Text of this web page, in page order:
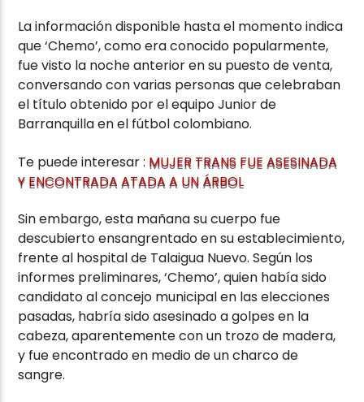
La información disponible hasta el momento indica
que ‘Chemo’, como era conocido popularmente,
fue visto la noche anterior en su puesto de venta,
conversando con varias personas que celebraban
el título obtenido por el equipo Junior de
Barranquilla en el fútbol colombiano.
Te puede interesar : MUJER TRANS FUE ASESINADA
Y ENCONTRADA ATADA A UN ÁRBOL
Sin embargo, esta mañana su cuerpo fue
descubierto ensangrentado en su establecimiento,
frente al hospital de Talaigua Nuevo. Según los
informes preliminares, ‘Chemo’, quien había sido
candidato al concejo municipal en las elecciones
pasadas, habría sido asesinado a golpes en la
cabeza, aparentemente con un trozo de madera,
y fue encontrado en medio de un charco de
sangre.